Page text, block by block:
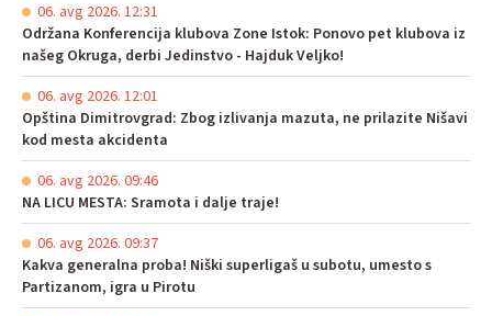
06. avg 2026. 12:31
Održana Konferencija klubova Zone Istok: Ponovo pet klubova iz
našeg Okruga, derbi Jedinstvo - Hajduk Veljko!
06. avg 2026. 12:01
Opština Dimitrovgrad: Zbog izlivanja mazuta, ne prilazite Nišavi
kod mesta akcidenta
06. avg 2026. 09:46
NA LICU MESTA: Sramota i dalje traje!
06. avg 2026. 09:37
Kakva generalna proba! Niški superligaš u subotu, umesto s
Partizanom, igra u Pirotu